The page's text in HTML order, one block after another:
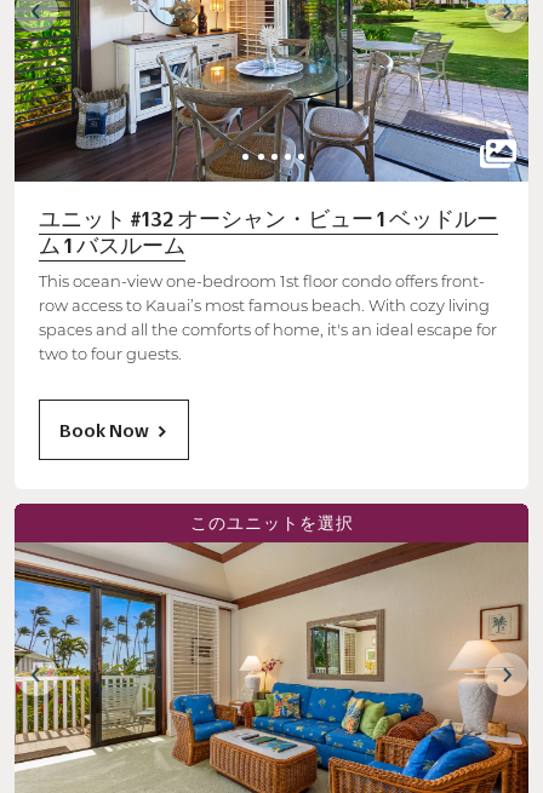
ユニット #132 オーシャン・ビュー 1 ベッドルー
ム 1 バスルーム
This ocean-view one-bedroom 1st floor condo offers front-
row access to Kauai’s most famous beach. With cozy living
spaces and all the comforts of home, it's an ideal escape for
two to four guests.
Book Now
このユニットを選択